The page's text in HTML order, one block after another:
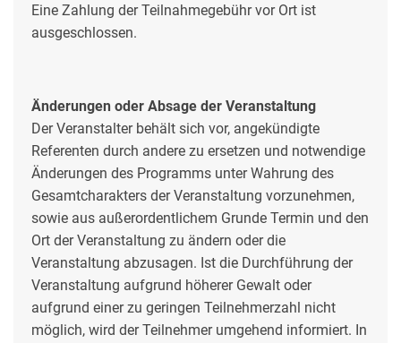
Eine Zahlung der Teilnahmegebühr vor Ort ist
ausgeschlossen.
Änderungen oder Absage der Veranstaltung
Der Veranstalter behält sich vor, angekündigte
Referenten durch andere zu ersetzen und notwendige
Änderungen des Programms unter Wahrung des
Gesamtcharakters der Veranstaltung vorzunehmen,
sowie aus außerordentlichem Grunde Termin und den
Ort der Veranstaltung zu ändern oder die
Veranstaltung abzusagen. Ist die Durchführung der
Veranstaltung aufgrund höherer Gewalt oder
aufgrund einer zu geringen Teilnehmerzahl nicht
möglich, wird der Teilnehmer umgehend informiert. In